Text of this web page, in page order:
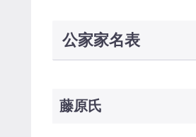
公家家名表
藤原氏